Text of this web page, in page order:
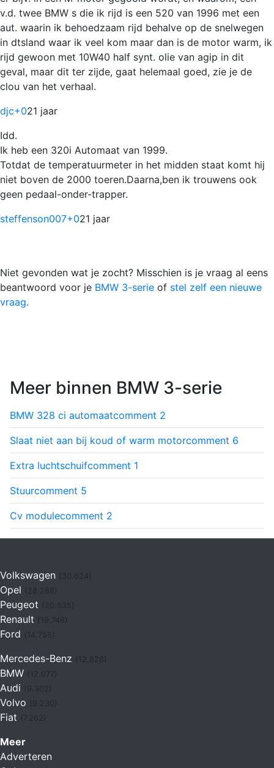
v.d. twee BMW s die ik rijd is een 520 van 1996 met een
aut. waarin ik behoedzaam rijd behalve op de snelwegen
in dtsland waar ik veel kom maar dan is de motor warm, ik
rijd gewoon met 10W40 half synt. olie van agip in dit
geval, maar dit ter zijde, gaat helemaal goed, zie je de
clou van het verhaal.
djc+021 jaar
Idd.
Ik heb een 320i Automaat van 1999.
Totdat de temperatuurmeter in het midden staat komt hij
niet boven de 2000 toeren.Daarna,ben ik trouwens ook
geen pedaal-onder-trapper.
steffenson007+021 jaar
Niet gevonden wat je zocht? Misschien is je vraag al eens
beantwoord voor je BMW 3-serie of stel zelf een nieuwe
vraag.
Meer binnen BMW 3-serie
BMW 328 ci automaatcomment 2
Slaat niet aan bij koud of warm motorcomment 6
Extra luchtschuifcomment 1
Stuurcomment 5
Cv modulecomment 2
Volkswagen (30.624)
Opel
Peugeot
Renault (19.746)
Ford (14.755)
Mercedes-Benz
BMW
Audi
Volvo
Fiat (7.262)
Meer
Adverteren